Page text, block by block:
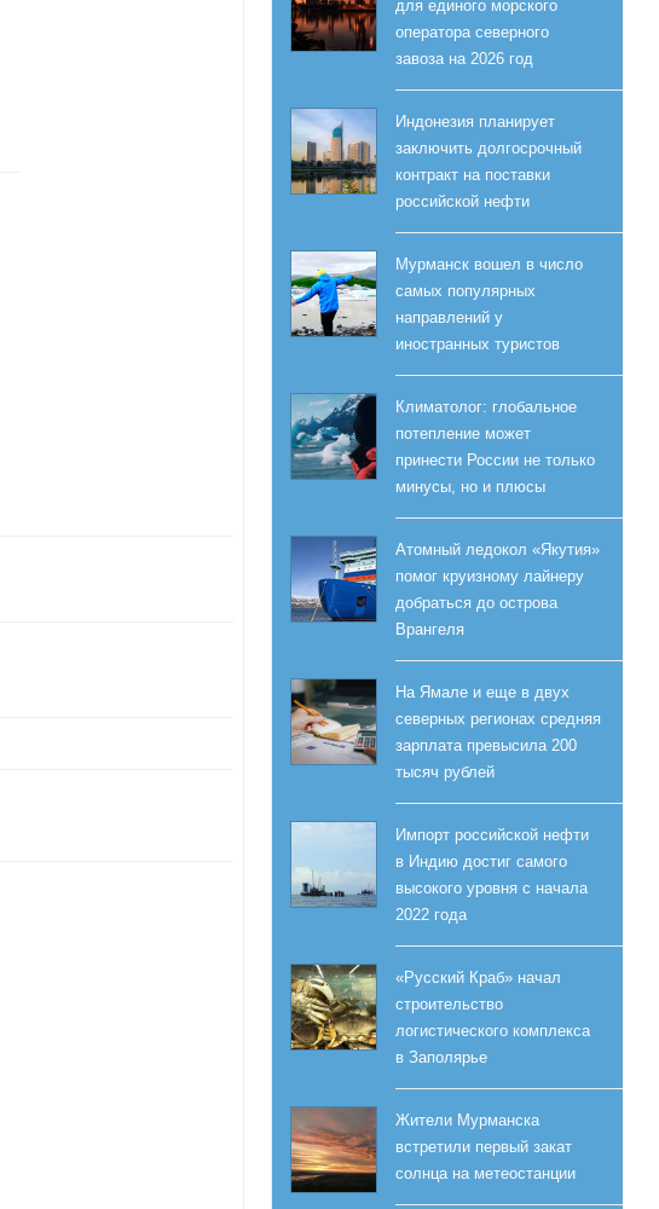
для единого морского
оператора северного
завоза на 2026 год
Индонезия планирует
заключить долгосрочный
контракт на поставки
российской нефти
Мурманск вошел в число
самых популярных
направлений у
иностранных туристов
Климатолог: глобальное
потепление может
принести России не только
минусы, но и плюсы
Атомный ледокол «Якутия»
помог круизному лайнеру
добраться до острова
Врангеля
На Ямале и еще в двух
северных регионах средняя
зарплата превысила 200
тысяч рублей
Импорт российской нефти
в Индию достиг самого
высокого уровня с начала
2022 года
«Русский Краб» начал
строительство
логистического комплекса
в Заполярье
Жители Мурманска
встретили первый закат
солнца на метеостанции